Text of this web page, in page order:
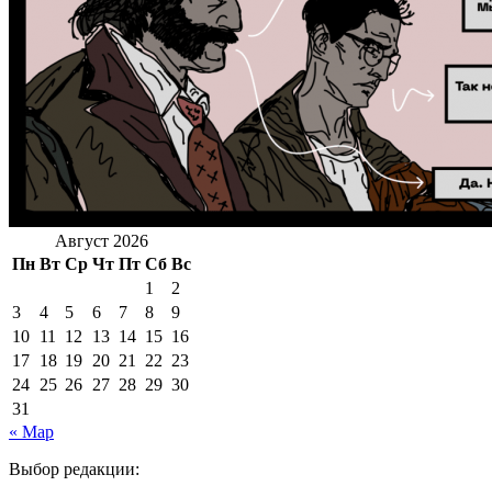
Август 2026
Пн Вт Ср Чт Пт Сб Вс
1
2
3
4 5 6 7 8
9
10 11 12 13 14 15 16
17 18 19 20 21 22 23
24 25 26 27 28 29 30
31
« Мар
Выбор редакции: